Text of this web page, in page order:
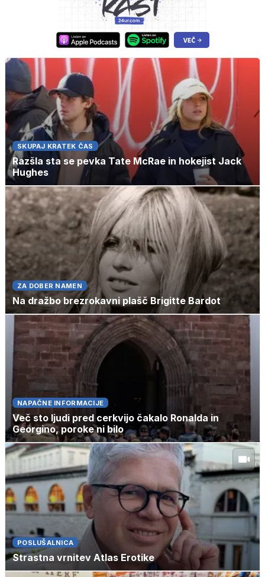
SKUPAJ KRATEK ČAS
Razšla sta se pevka Tate McRae in hokejist Jack
Hughes
ZA DOBER NAMEN
Na dražbo brezrokavni plašč Brigitte Bardot
NAPAČNE INFORMACIJE
Več sto ljudi pred cerkvijo čakalo Ronalda in
Georgino, poroke ni bilo
POSLUŠALNICA
Strastna vrnitev Atlas Erotike